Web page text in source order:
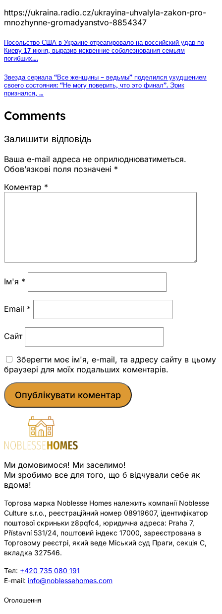
https://ukraina.radio.cz/ukrayina-uhvalyla-zakon-pro-
mnozhynne-gromadyanstvo-8854347
Посольство США в Украине отреагировало на российский удар по
Киеву 17 июня, выразив искренние соболезнования семьям
погибших….
Звезда сериала “Все женщины – ведьмы” поделился ухудшением
своего состояния: “Не могу поверить, что это финал”. Эрик
признался, …
Comments
Залишити відповідь
Ваша e-mail адреса не оприлюднюватиметься.
Обов’язкові поля позначені *
Коментар *
Ім'я *
Email *
Сайт
Зберегти моє ім'я, e-mail, та адресу сайту в цьому
браузері для моїх подальших коментарів.
Ми домовимося! Ми заселимо!
Ми зробимо все для того, що б відчували себе як
вдома!
Торгова марка Noblesse Homes належить компанії Noblesse
Culture s.r.o., реєстраційний номер 08919607, ідентифікатор
поштової скриньки z8pqfc4, юридична адреса: Praha 7,
Přístavní 531/24, поштовий індекс 17000, зареєстрована в
Торговому реєстрі, який веде Міський суд Праги, секція C,
вкладка 327546.
Тел: +420 735 080 191
E-mail: info@noblessehomes.com
Оголошення